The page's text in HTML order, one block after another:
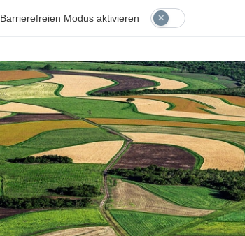
Barrierefreien Modus aktivieren